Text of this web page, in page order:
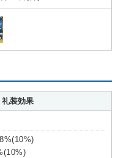
礼装効果